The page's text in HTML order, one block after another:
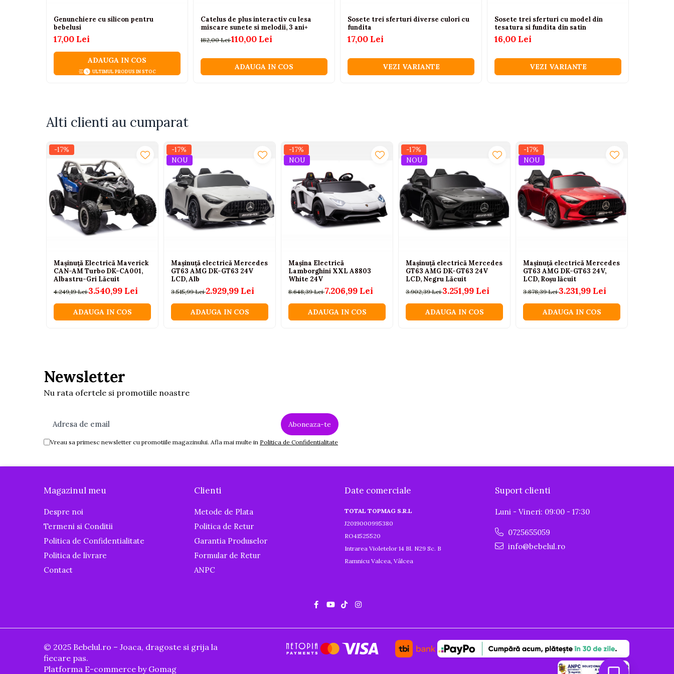
Body-uri bebe
Treninguri copii
Baia bebelusului
Suzete si accesorii
Termometre pentru baie
Halate de baie
Cutii pentru suzete si depozitare
Aspiratoare nazale si filtre
Perii pentru biberoane si tetine
Pentru Mamici
Igiena si Ingrijire Postnatala
Ingrijire cosmetica mamici
Genunchiere cu silicon pentru
bebelusi
17,00 Lei
ADAUGA IN COS
ULTIMUL PRODUS IN STOC
Catelus de plus interactiv cu lesa
miscare sunete si melodii, 3 ani+
182,00 Lei110,00 Lei
ADAUGA IN COS
Sosete trei sferturi diverse culori cu
fundita
17,00 Lei
VEZI VARIANTE
Sosete trei sferturi cu model din
tesatura si fundita din satin
16,00 Lei
VEZI VARIANTE
Alti clienti au cumparat
-17%
Mașinuță Electrică Maverick
CAN-AM Turbo DK-CA001,
Albastru-Gri Lăcuit
4.249,19 Lei3.540,99 Lei
ADAUGA IN COS
-17%
NOU
Mașinuță electrică Mercedes
GT63 AMG DK-GT63 24V
LCD, Alb
3.515,99 Lei2.929,99 Lei
ADAUGA IN COS
-17%
NOU
Mașina Electrică
Lamborghini XXL A8803
White 24V
8.648,39 Lei7.206,99 Lei
ADAUGA IN COS
-17%
NOU
Mașinuță electrică Mercedes
GT63 AMG DK-GT63 24V
LCD, Negru Lăcuit
3.902,39 Lei3.251,99 Lei
ADAUGA IN COS
-17%
NOU
Mașinuță electrică Mercedes
GT63 AMG DK-GT63 24V,
LCD, Roșu lăcuit
3.878,39 Lei3.231,99 Lei
ADAUGA IN COS
Newsletter
Nu rata ofertele si promotiile noastre
Vreau sa primesc newsletter cu promotiile magazinului. Afla mai multe in Politica de Confidentialitate
Magazinul meu
Despre noi
Termeni si Conditii
Politica de Confidentialitate
Politica de livrare
Contact
Clienti
Metode de Plata
Politica de Retur
Garantia Produselor
Formular de Retur
ANPC
Date comerciale
TOTAL TOPMAG S.R.L
J2019000995380
RO41525520
Intrarea Violetelor 14 Bl. N29 Sc. B
Ramnicu Valcea, Vâlcea
Suport clienti
Luni - Vineri: 09:00 - 17:30
0725655059
info@bebelul.ro
© 2025 Bebelul.ro – Joaca, dragoste si grija la
fiecare pas.
Platforma E-commerce by Gomag